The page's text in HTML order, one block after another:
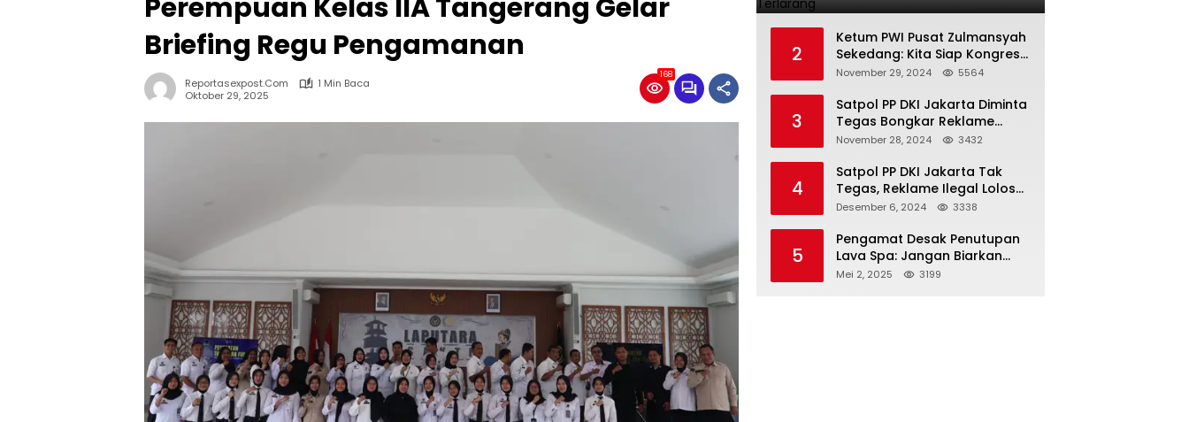
Perempuan Kelas IIA Tangerang Gelar
Briefing Regu Pengamanan
Reportasexpost.com
1 Min Baca
Oktober 29, 2025
168
Terlarang
2
Ketum PWI Pusat Zulmansyah
Sekedang: Kita Siap Kongres
PWI Sebelum 15 Desember
November 29, 2024 5564
3
Satpol PP DKI Jakarta Diminta
Tegas Bongkar Reklame
Ilegal
November 28, 2024 3432
4
Satpol PP DKI Jakarta Tak
Tegas, Reklame Ilegal Lolos
Penindakan
Desember 6, 2024 3338
5
Pengamat Desak Penutupan
Lava Spa: Jangan Biarkan
Hukum Tumpul Hadapi ‘Spa
Mei 2, 2025 3199